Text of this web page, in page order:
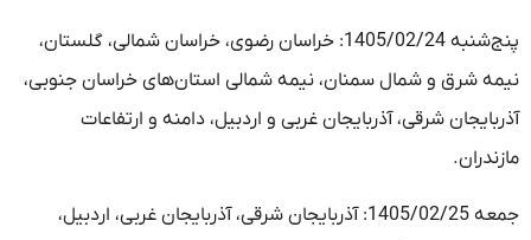
پنج‌شنبه 1405/02/24: خراسان رضوی، خراسان شمالی، گلستان،
نیمه شرق و شمال سمنان، نیمه شمالی استان‌های خراسان جنوبی،
آذربایجان شرقی، آذربایجان غربی و اردبیل، دامنه و ارتفاعات
مازندران.
جمعه 1405/02/25: آذربایجان شرقی، آذربایجان غربی، اردبیل،